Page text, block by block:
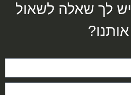
יש לך שאלה לשאול
אותנו?